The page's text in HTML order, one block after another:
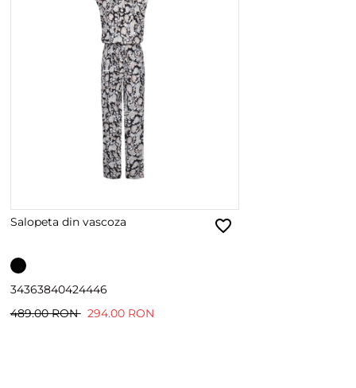
Salopeta din vascoza
34363840424446
489.00 RON 294.00 RON